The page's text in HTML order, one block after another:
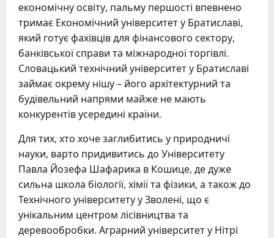
економічну освіту, пальму першості впевнено
тримає Економічний університет у Братиславі,
який готує фахівців для фінансового сектору,
банківської справи та міжнародної торгівлі.
Словацький технічний університет у Братиславі
займає окрему нішу – його архітектурний та
будівельний напрями майже не мають
конкурентів усередині країни.
Для тих, хто хоче заглибитись у природничі
науки, варто придивитись до Університету
Павла Йозефа Шафарика в Кошице, де дуже
сильна школа біології, хімії та фізики, а також до
Технічного університету у Зволені, що є
унікальним центром лісівництва та
деревообробки. Аграрний університет у Нітрі